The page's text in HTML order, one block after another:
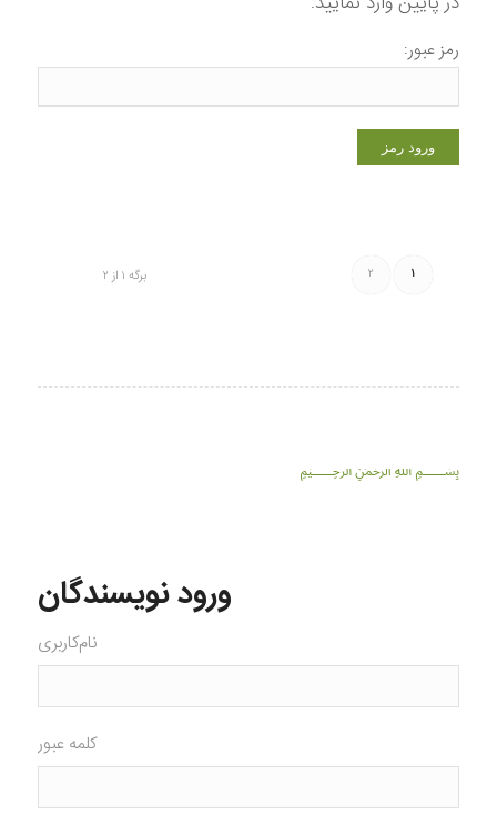
رمز عبور:
برگه ۱ از ۲ ۱ ۲
﷽
ورود نویسندگان
نام‌کاربری
کلمه عبور